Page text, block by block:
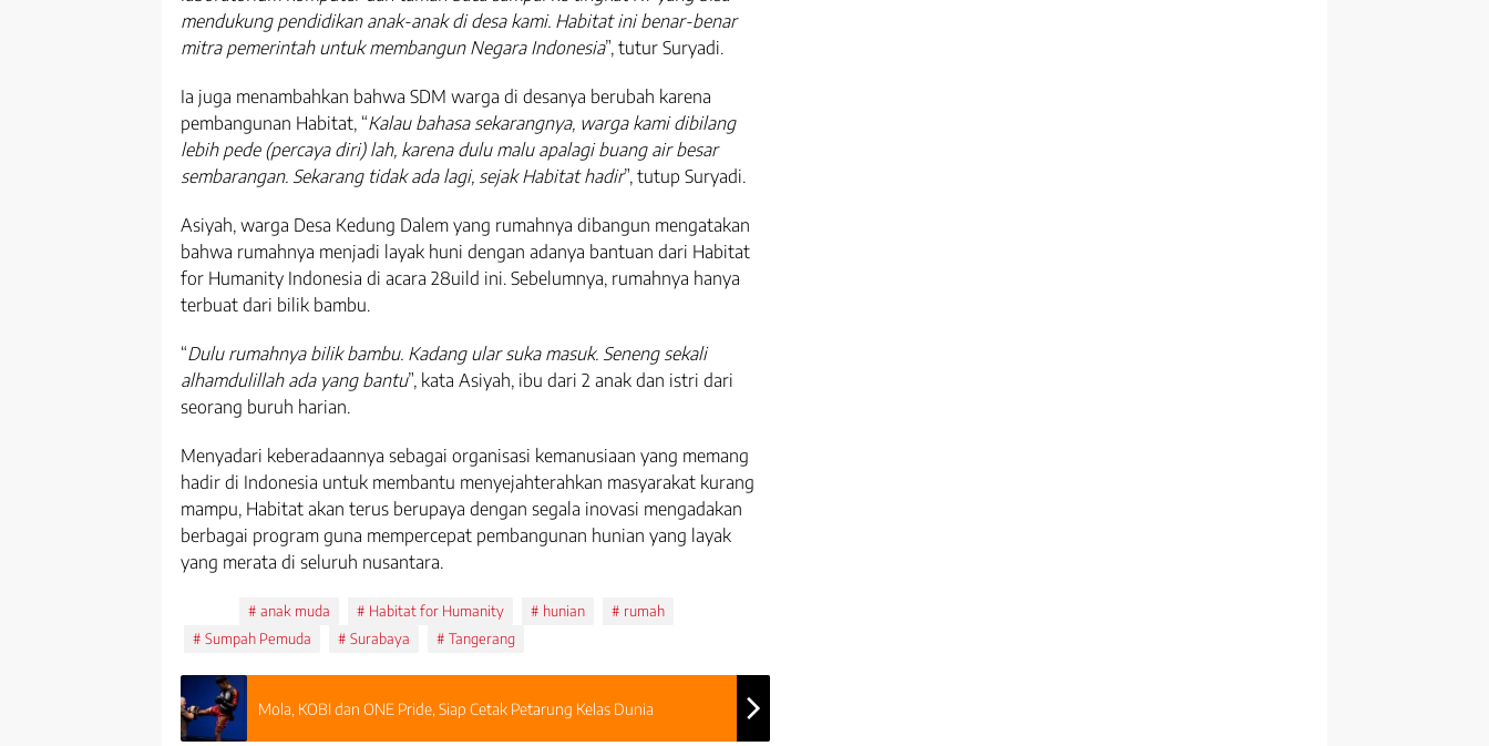
mendukung pendidikan anak-anak di desa kami. Habitat ini benar-benar
mitra pemerintah untuk membangun Negara Indonesia”, tutur Suryadi.
Ia juga menambahkan bahwa SDM warga di desanya berubah karena
pembangunan Habitat, “Kalau bahasa sekarangnya, warga kami dibilang
lebih pede (percaya diri) lah, karena dulu malu apalagi buang air besar
sembarangan. Sekarang tidak ada lagi, sejak Habitat hadir”, tutup Suryadi.
Asiyah, warga Desa Kedung Dalem yang rumahnya dibangun mengatakan
bahwa rumahnya menjadi layak huni dengan adanya bantuan dari Habitat
for Humanity Indonesia di acara 28uild ini. Sebelumnya, rumahnya hanya
terbuat dari bilik bambu.
“Dulu rumahnya bilik bambu. Kadang ular suka masuk. Seneng sekali
alhamdulillah ada yang bantu”, kata Asiyah, ibu dari 2 anak dan istri dari
seorang buruh harian.
Menyadari keberadaannya sebagai organisasi kemanusiaan yang memang
hadir di Indonesia untuk membantu menyejahterahkan masyarakat kurang
mampu, Habitat akan terus berupaya dengan segala inovasi mengadakan
berbagai program guna mempercepat pembangunan hunian yang layak
yang merata di seluruh nusantara.
anak muda Habitat for Humanity hunian
rumah
Sumpah Pemuda
Surabaya Tangerang
Mola, KOBI dan ONE Pride, Siap Cetak Petarung Kelas Dunia